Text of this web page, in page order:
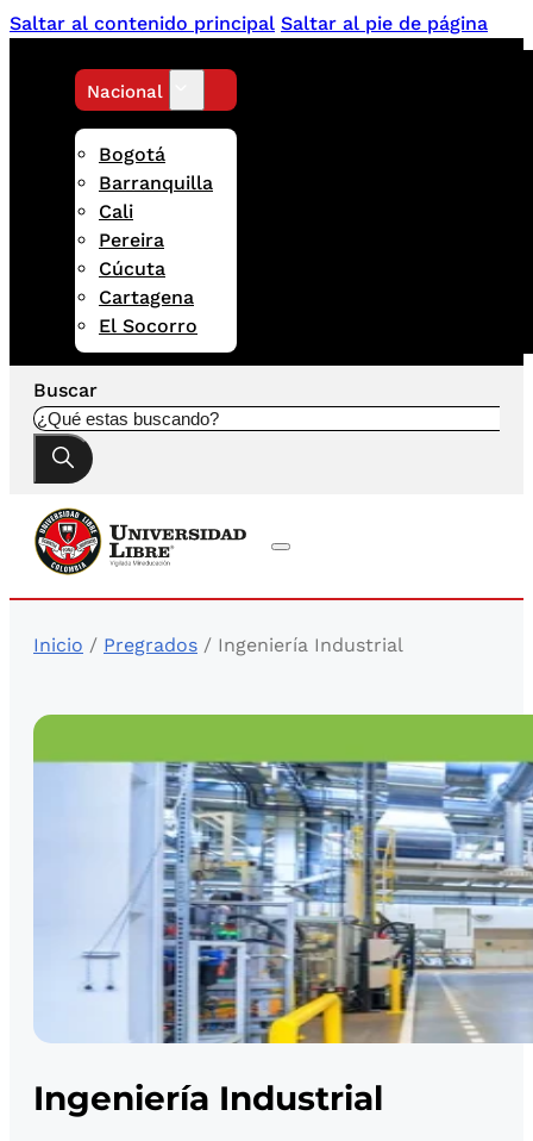
Saltar al contenido principal Saltar al pie de página
Nacional
Bogotá
Barranquilla
Cali
Pereira
Cúcuta
Cartagena
El Socorro
Buscar
Inicio / Pregrados / Ingeniería Industrial
Ingeniería Industrial